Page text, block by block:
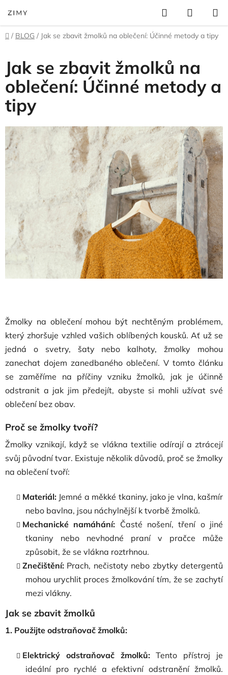
na
obsah
Hledat
KOŠÍK
Domů
/ BLOG / Jak se zbavit žmolků na oblečení: Účinné metody a tipy
Jak se zbavit žmolků na
oblečení: Účinné metody a
tipy
Žmolky na oblečení mohou být nechtěným problémem,
který zhoršuje vzhled vašich oblíbených kousků. Ať už se
jedná o svetry, šaty nebo kalhoty, žmolky mohou
zanechat dojem zanedbaného oblečení. V tomto článku
se zaměříme na příčiny vzniku žmolků, jak je účinně
odstranit a jak jim předejít, abyste si mohli užívat své
oblečení bez obav.
Proč se žmolky tvoří?
Žmolky vznikají, když se vlákna textilie odírají a ztrácejí
svůj původní tvar. Existuje několik důvodů, proč se žmolky
na oblečení tvoří:
Materiál: Jemné a měkké tkaniny, jako je vlna, kašmír
nebo bavlna, jsou náchylnější k tvorbě žmolků.
Mechanické namáhání: Časté nošení, tření o jiné
tkaniny nebo nevhodné praní v pračce může
způsobit, že se vlákna roztrhnou.
Znečištění: Prach, nečistoty nebo zbytky detergentů
mohou urychlit proces žmolkování tím, že se zachytí
mezi vlákny.
Jak se zbavit žmolků
1. Použijte odstraňovač žmolků:
Elektrický odstraňovač žmolků:Tento přístroj je
ideální pro rychlé a efektivní odstranění žmolků.